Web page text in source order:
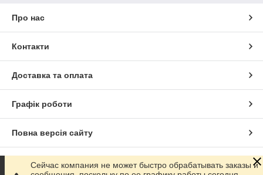
Про нас
Контакти
Доставка та оплата
Графік роботи
Повна версія сайту
Сайт створено на маркетплейсі Prom.ua
Сейчас компания не может быстро обрабатывать заказы и